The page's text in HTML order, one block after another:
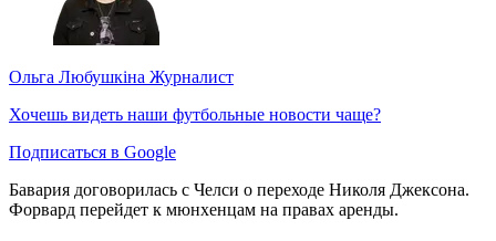
Ольга Любушкіна Журналист
Хочешь видеть наши футбольные новости чаще?
Подписаться в Google
Бавария договорилась с Челси о переходе Николя Джексона.
Форвард перейдет к мюнхенцам на правах аренды.